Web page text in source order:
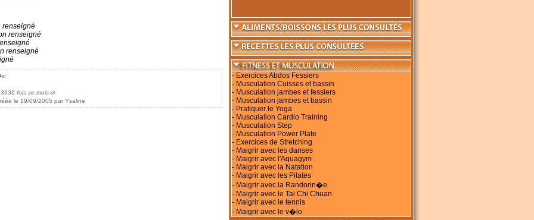
renseigné
renseigné
renseigné
fois ce mois-ci
le 19/09/2005 par Ysaline
- Exercices Abdos Fessiers
- Musculation Cuisses et bassin
- Musculation jambes et fessiers
- Musculation jambes et bassin
- Pratiquer le Yoga
- Musculation Cardio Training
- Musculation Step
- Musculation Power Plate
- Exercices de Stretching
- Maigrir avec les danses
- Maigrir avec l'Aquagym
- Maigrir avec la Natation
- Maigrir avec les Pilates
- Maigrir avec la Randonn�e
- Maigrir avec le Tai Chi Chuan
- Maigrir avec le tennis
- Maigrir avec le v�lo